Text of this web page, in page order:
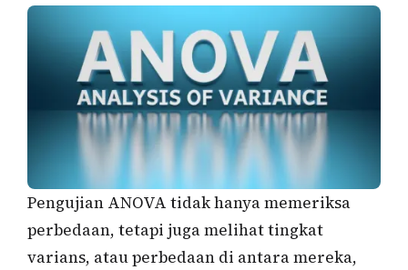
Pengujian ANOVA tidak hanya memeriksa
perbedaan, tetapi juga melihat tingkat
varians, atau perbedaan di antara mereka,